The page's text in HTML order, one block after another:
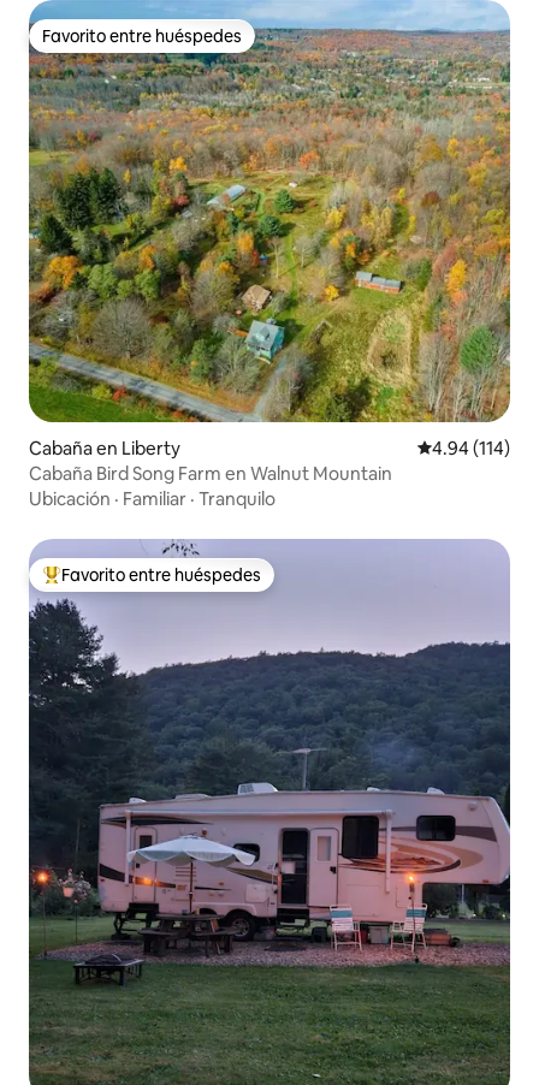
Favorito entre huéspedes
Favorito entre huéspedes
Cabaña en Liberty Calificación
4.94 (114)
Cabaña Bird Song Farm en Walnut Mountain
Ubicación · Familiar · Tranquilo
De los mejores en Favorito entre huéspedes
Favorito entre huéspedes